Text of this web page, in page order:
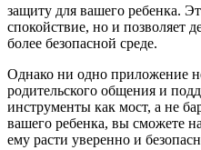
защиту для вашего ребенка.
спокойствие, но и позволяет
более безопасной среде.
Однако ни одно приложение
родительского общения и
инструменты как мост, а не
вашего ребенка, вы сможете
ему расти уверенно и